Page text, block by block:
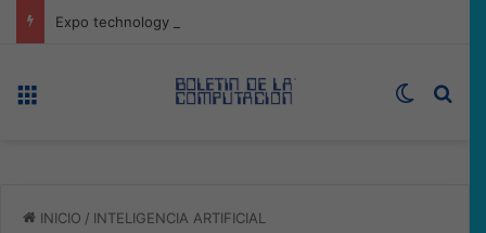
Switch
INICIO / INTELIGENCIA ARTIFICIAL